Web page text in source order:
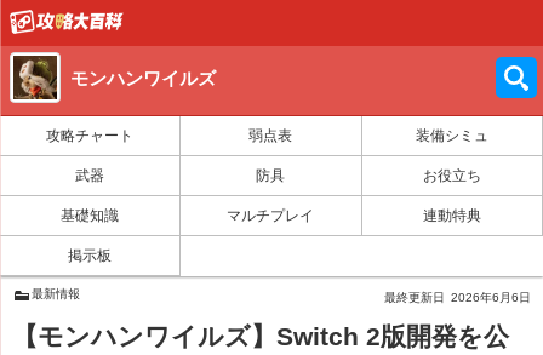
モンハンワイルズ
攻略チャート 弱点表 装備シミュ
武器 防具 お役立ち
基礎知識 マルチプレイ 連動特典
掲示板
最新情報 最終更新日 2026年6月6日
【モンハンワイルズ】Switch 2版開発を公